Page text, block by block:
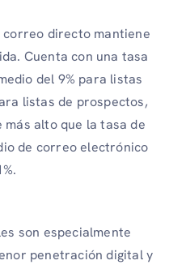
correo directo mantiene
Cuenta con una tasa
del 9% para listas
listas de prospectos,
alto que la tasa de
de correo electrónico
son especialmente
penetración digital y